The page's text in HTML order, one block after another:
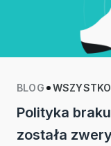
BLOG
Polityka
została